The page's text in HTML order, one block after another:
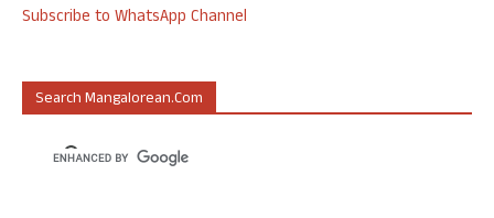
Subscribe to WhatsApp Channel
Search Mangalorean.com